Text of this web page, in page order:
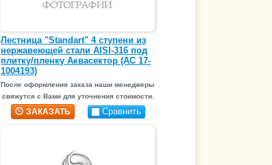
Лестница "Standart" 4 ступени из
нержавеющей стали AISI-316 под
плитку/пленку Аквасектор (АС 17-
1004193)
После оформления заказа наши менеджеры
свяжутся с Вами для уточнения стоимости.
ЗАКАЗАТЬ Сравнить